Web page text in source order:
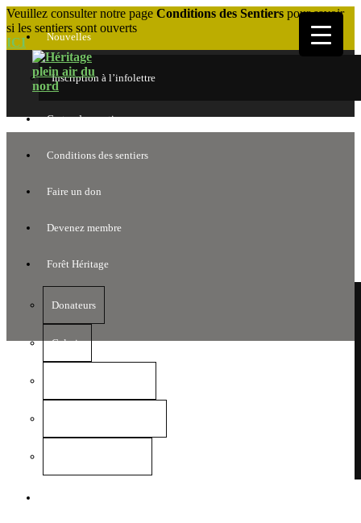
Veuillez consulter notre page Conditions des Sentiers pour savoir
si les sentiers sont ouverts
ICI
Nouvelles
Inscription à l’infolettre
Cartes des sentiers
Conditions des sentiers
Faire un don
Devenez membre
Forêt Héritage
Donateurs
Galerie